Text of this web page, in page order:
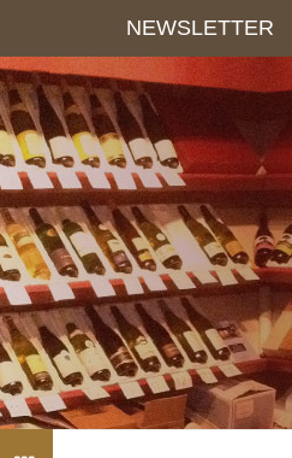
NEWSLETTER
Panneau de gestion des